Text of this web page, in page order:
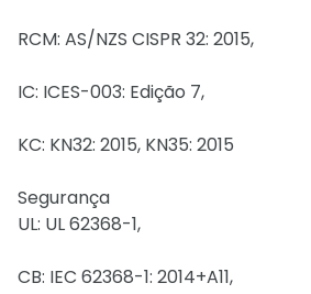
RCM: AS/NZS CISPR 32: 2015,
IC: ICES-003: Edição 7,
KC: KN32: 2015, KN35: 2015
Segurança
UL: UL 62368-1,
CB: IEC 62368-1: 2014+A11,